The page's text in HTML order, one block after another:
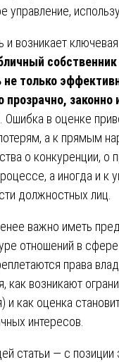
управление,
возникает ключевая
собственник
не только
прозрачно, законно
. Ошибка в оценке
а к прямым
о конкуренции, о
а иногда и к
должностных лиц.
важно иметь
отношений в
права
как возникают
и как оценка
интересов.
статьи — с позиции